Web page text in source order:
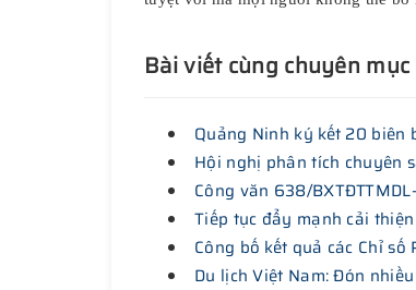
Bài viết cùng chuyên mục
Quảng Ninh ký kết 20 biên
Hội nghị phân tích chuyên
Công văn 638/
Tiếp tục đẩy mạnh cải
Công bố kết quả các Chỉ số
Du lịch Việt Nam: Đón